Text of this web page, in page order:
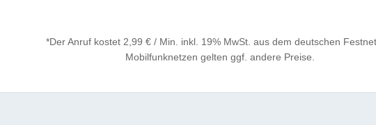
*Der Anruf kostet 2,99 € / Min. inkl. 19% MwSt. aus dem deutschen
Mobilfunknetzen gelten ggf. andere Preise.